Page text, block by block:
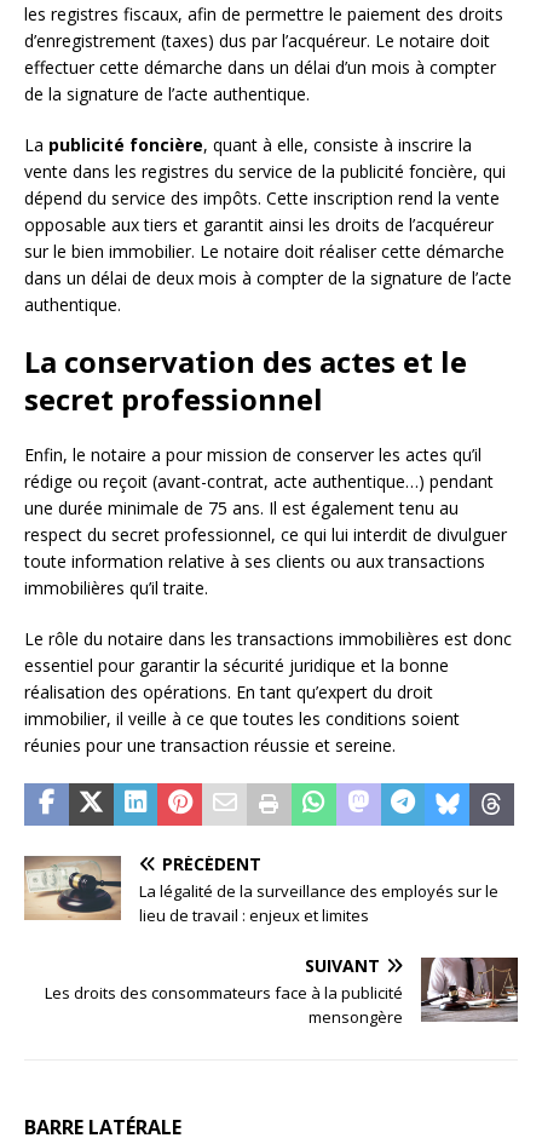
les registres fiscaux, afin de permettre le paiement des droits
d’enregistrement (taxes) dus par l’acquéreur. Le notaire doit
effectuer cette démarche dans un délai d’un mois à compter
de la signature de l’acte authentique.
La publicité foncière, quant à elle, consiste à inscrire la
vente dans les registres du service de la publicité foncière, qui
dépend du service des impôts. Cette inscription rend la vente
opposable aux tiers et garantit ainsi les droits de l’acquéreur
sur le bien immobilier. Le notaire doit réaliser cette démarche
dans un délai de deux mois à compter de la signature de l’acte
authentique.
La conservation des actes et le
secret professionnel
Enfin, le notaire a pour mission de conserver les actes qu’il
rédige ou reçoit (avant-contrat, acte authentique…) pendant
une durée minimale de 75 ans. Il est également tenu au
respect du secret professionnel, ce qui lui interdit de divulguer
toute information relative à ses clients ou aux transactions
immobilières qu’il traite.
Le rôle du notaire dans les transactions immobilières est donc
essentiel pour garantir la sécurité juridique et la bonne
réalisation des opérations. En tant qu’expert du droit
immobilier, il veille à ce que toutes les conditions soient
réunies pour une transaction réussie et sereine.
PRÉCÉDENT
La légalité de la surveillance des employés sur le
lieu de travail : enjeux et limites
SUIVANT
Les droits des consommateurs face à la publicité
mensongère
BARRE LATÉRALE